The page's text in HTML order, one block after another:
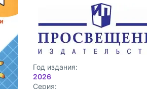
Год издания:
2026
Cерия: